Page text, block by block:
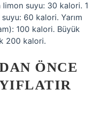
limon suyu: 30 kalori. 1
60 kalori. Yarım
100 kalori. Büyük
200 kalori.
ÖNCE